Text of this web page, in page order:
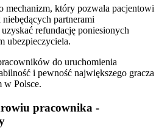
mechanizm, który pozwala pacjentowi
partnerami
refundację poniesionych
ubezpieczyciela.
do uruchomienia
i pewność największego gracza
w Polsce.
pracownika -